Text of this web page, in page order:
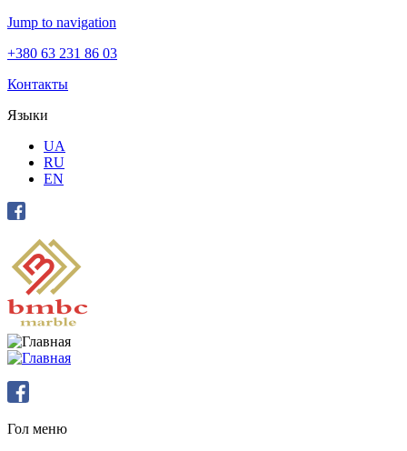
Jump to navigation
+380 63 231 86 03
Контакты
Языки
UA
RU
EN
Гол меню